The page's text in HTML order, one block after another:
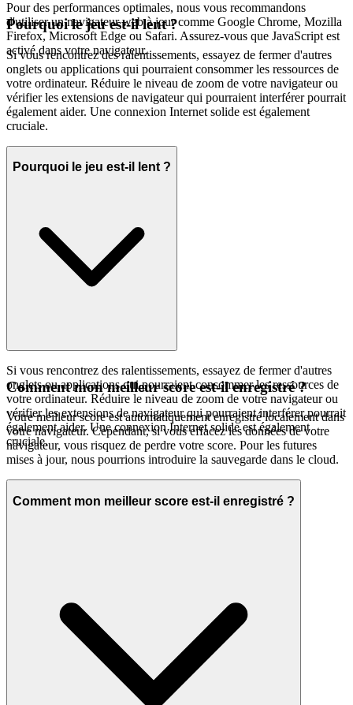
Pour des performances optimales, nous vous recommandons
d'utiliser un navigateur web à jour comme Google Chrome, Mozilla
Firefox, Microsoft Edge ou Safari. Assurez-vous que JavaScript est
activé dans votre navigateur.
Pourquoi le jeu est-il lent ?
Si vous rencontrez des ralentissements, essayez de fermer d'autres
onglets ou applications qui pourraient consommer les ressources de
votre ordinateur. Réduire le niveau de zoom de votre navigateur ou
vérifier les extensions de navigateur qui pourraient interférer pourrait
également aider. Une connexion Internet solide est également
cruciale.
Pourquoi le jeu est-il lent ?
Si vous rencontrez des ralentissements, essayez de fermer d'autres
onglets ou applications qui pourraient consommer les ressources de
votre ordinateur. Réduire le niveau de zoom de votre navigateur ou
vérifier les extensions de navigateur qui pourraient interférer pourrait
également aider. Une connexion Internet solide est également
cruciale.
Comment mon meilleur score est-il enregistré ?
Votre meilleur score est automatiquement enregistré localement dans
votre navigateur. Cependant, si vous effacez les données de votre
navigateur, vous risquez de perdre votre score. Pour les futures
mises à jour, nous pourrions introduire la sauvegarde dans le cloud.
Comment mon meilleur score est-il enregistré ?